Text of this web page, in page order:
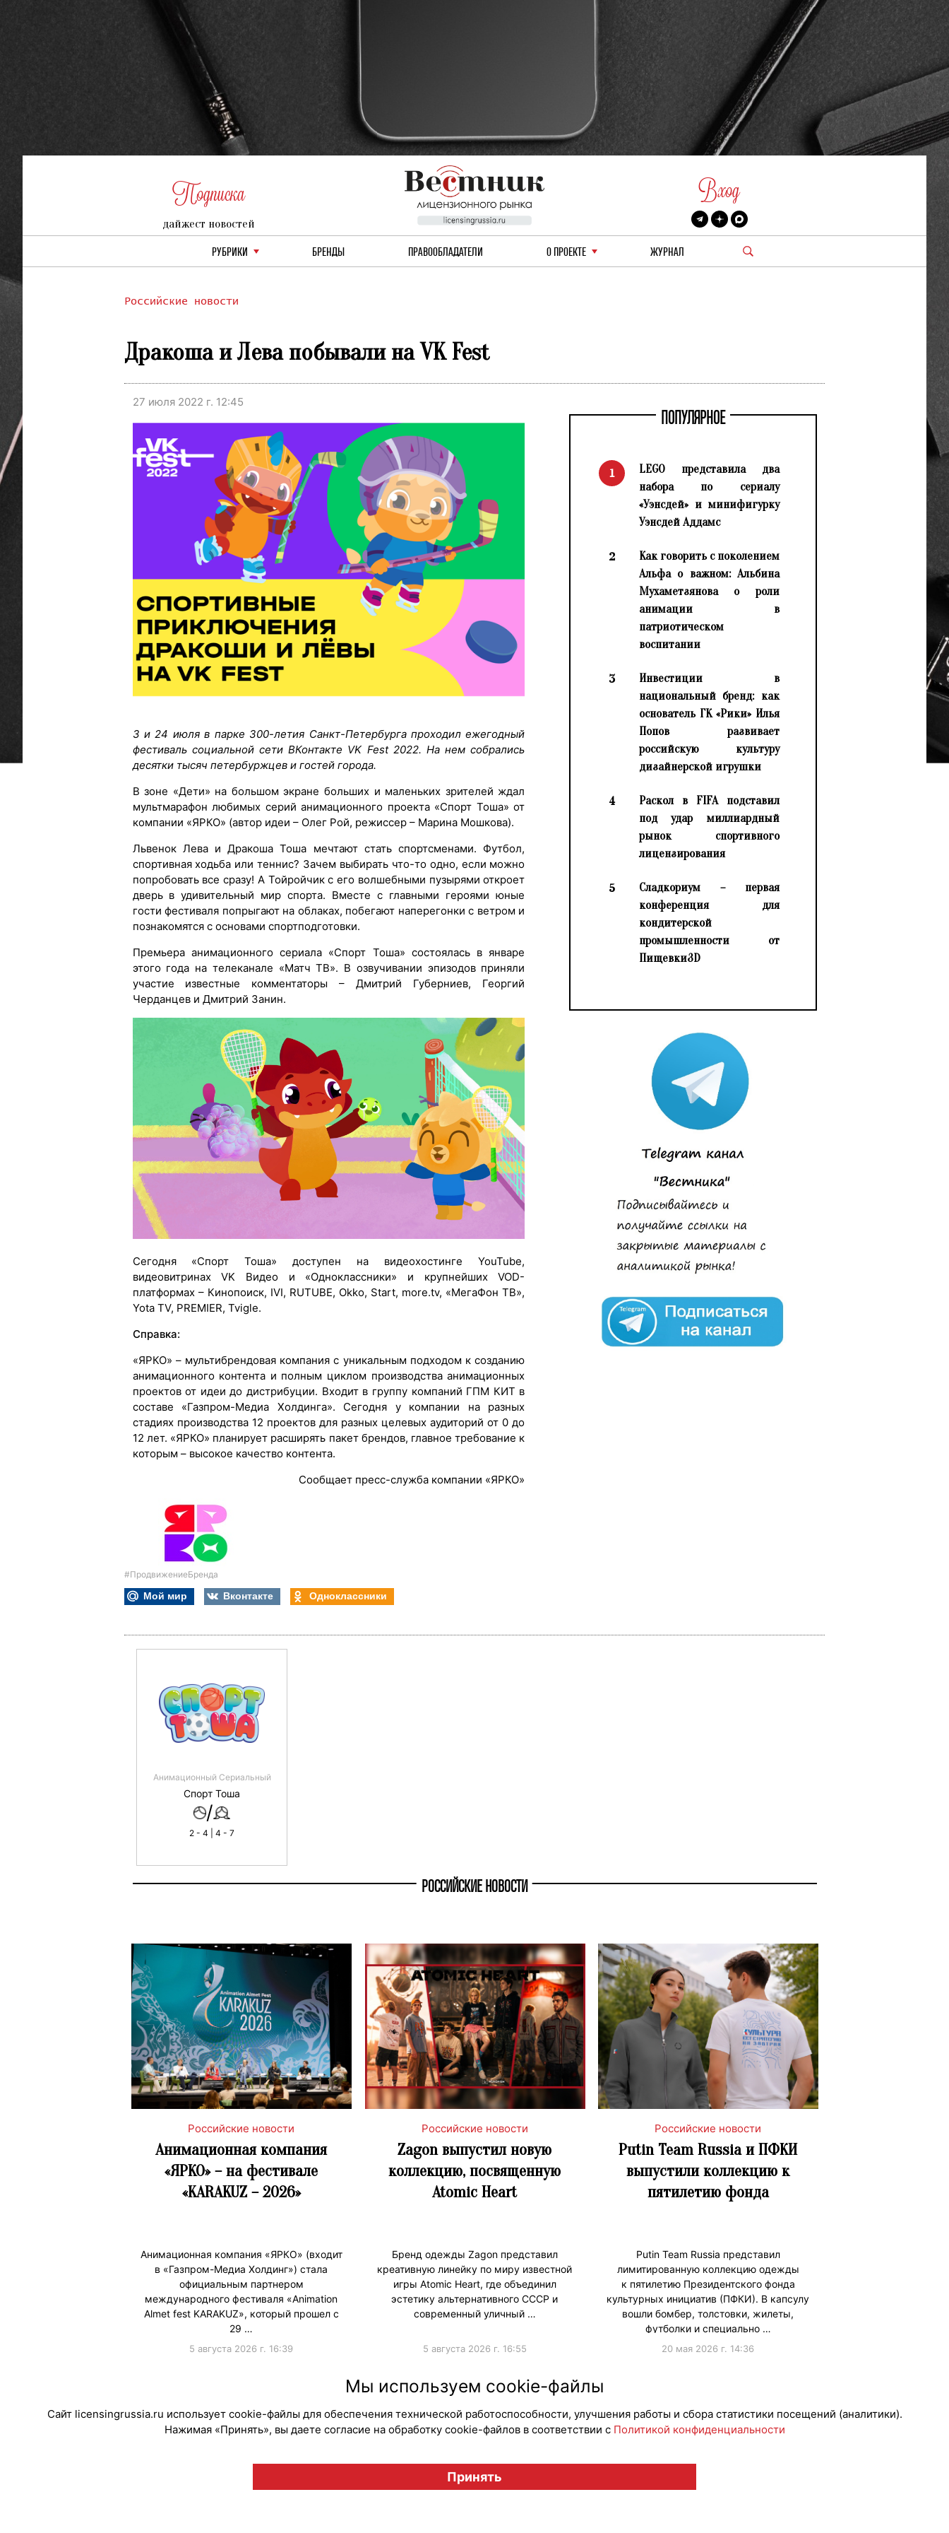
Подписка
дайжест новостей
Вход
РУБРИКИ БРЕНДЫ ПРАВООБЛАДАТЕЛИ О ПРОЕКТЕ ЖУРНАЛ
Российские новости
Дракоша и Лева побывали на VK Fest
27 июля 2022 г. 12:45
3 и 24 июля в парке 300-летия Санкт-Петербурга проходил ежегодный
фестиваль социальной сети ВКонтакте VK Fest 2022. На нем собрались
десятки тысяч петербуржцев и гостей города.
В зоне «Дети» на большом экране больших и маленьких зрителей ждал
мультмарафон любимых серий анимационного проекта «Спорт Тоша» от
компании «ЯРКО» (автор идеи – Олег Рой, режиссер – Марина Мошкова).
Львенок Лева и Дракоша Тоша мечтают стать спортсменами. Футбол,
спортивная ходьба или теннис? Зачем выбирать что-то одно, если можно
попробовать все сразу! А Тойройчик с его волшебными пузырями откроет
дверь в удивительный мир спорта. Вместе с главными героями юные
гости фестиваля попрыгают на облаках, побегают наперегонки с ветром и
познакомятся с основами спортподготовки.
Премьера анимационного сериала «Спорт Тоша» состоялась в январе
этого года на телеканале «Матч ТВ». В озвучивании эпизодов приняли
участие известные комментаторы – Дмитрий Губерниев, Георгий
Черданцев и Дмитрий Занин.
Сегодня «Спорт Тоша» доступен на видеохостинге YouTube,
видеовитринах VK Видео и «Одноклассники» и крупнейших VOD-
платформах – Кинопоиск, IVI, RUTUBE, Okko, Start, more.tv, «МегаФон ТВ»,
Yota TV, PREMIER, Tvigle.
Справка:
«ЯРКО» – мультибрендовая компания с уникальным подходом к созданию
анимационного контента и полным циклом производства анимационных
проектов от идеи до дистрибуции. Входит в группу компаний ГПМ КИТ в
составе «Газпром-Медиа Холдинга». Сегодня у компании на разных
стадиях производства 12 проектов для разных целевых аудиторий от 0 до
12 лет. «ЯРКО» планирует расширять пакет брендов, главное требование к
которым – высокое качество контента.
Сообщает пресс-служба компании «ЯРКО»
ПОПУЛЯРНОЕ
1
LEGO представила два
набора по сериалу
«Уэнсдей» и минифигурку
Уэнсдей Аддамс
2
Как говорить с поколением
Альфа о важном: Альбина
Мухаметзянова о роли
анимации в
патриотическом
воспитании
3
Инвестиции в
национальный бренд: как
основатель ГК «Рики» Илья
Попов развивает
российскую культуру
дизайнерской игрушки
4
Раскол в FIFA подставил
под удар миллиардный
рынок спортивного
лицензирования
5
Сладкориум – первая
конференция для
кондитерской
промышленности от
Пищевки3D
#ПродвижениеБренда
Мой мир Вконтакте Одноклассники
Анимационный Сериальный
Спорт Тоша
/
2 - 4 | 4 - 7
РОССИЙСКИЕ НОВОСТИ
Российские новости
Анимационная компания
«ЯРКО» – на фестивале
«KARAKUZ – 2026»
Анимационная компания «ЯРКО» (входит
в «Газпром-Медиа Холдинг») стала
официальным партнером
международного фестиваля «Animation
Almet fest KARAKUZ», который прошел с
29 …
5 августа 2026 г. 16:39
Российские новости
Zagon выпустил новую
коллекцию, посвященную
Atomic Heart
Бренд одежды Zagon представил
креативную линейку по миру известной
игры Atomic Heart, где объединил
эстетику альтернативного СССР и
современный уличный …
5 августа 2026 г. 16:55
Российские новости
Putin Team Russia и ПФКИ
выпустили коллекцию к
пятилетию фонда
Putin Team Russia представил
лимитированную коллекцию одежды
к пятилетию Президентского фонда
культурных инициатив (ПФКИ). В капсулу
вошли бомбер, толстовки, жилеты,
футболки и специально …
20 мая 2026 г. 14:36
© "Вестник лицензионного рынка", licensingrussia.ru, 2009-2026 12+
Мы используем cookie-файлы
Сайт licensingrussia.ru использует cookie-файлы для обеспечения технической работоспособности, улучшения работы и сбора статистики посещений (аналитики).
Нажимая «Принять», вы даете согласие на обработку cookie-файлов в соответствии с Политикой конфиденциальности
Принять